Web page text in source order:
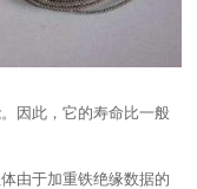
因此，它的寿命比一般
由于加重铁绝缘数据的